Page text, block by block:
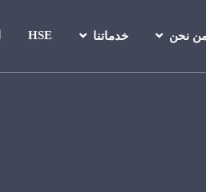
نحن خدماتنا HSE